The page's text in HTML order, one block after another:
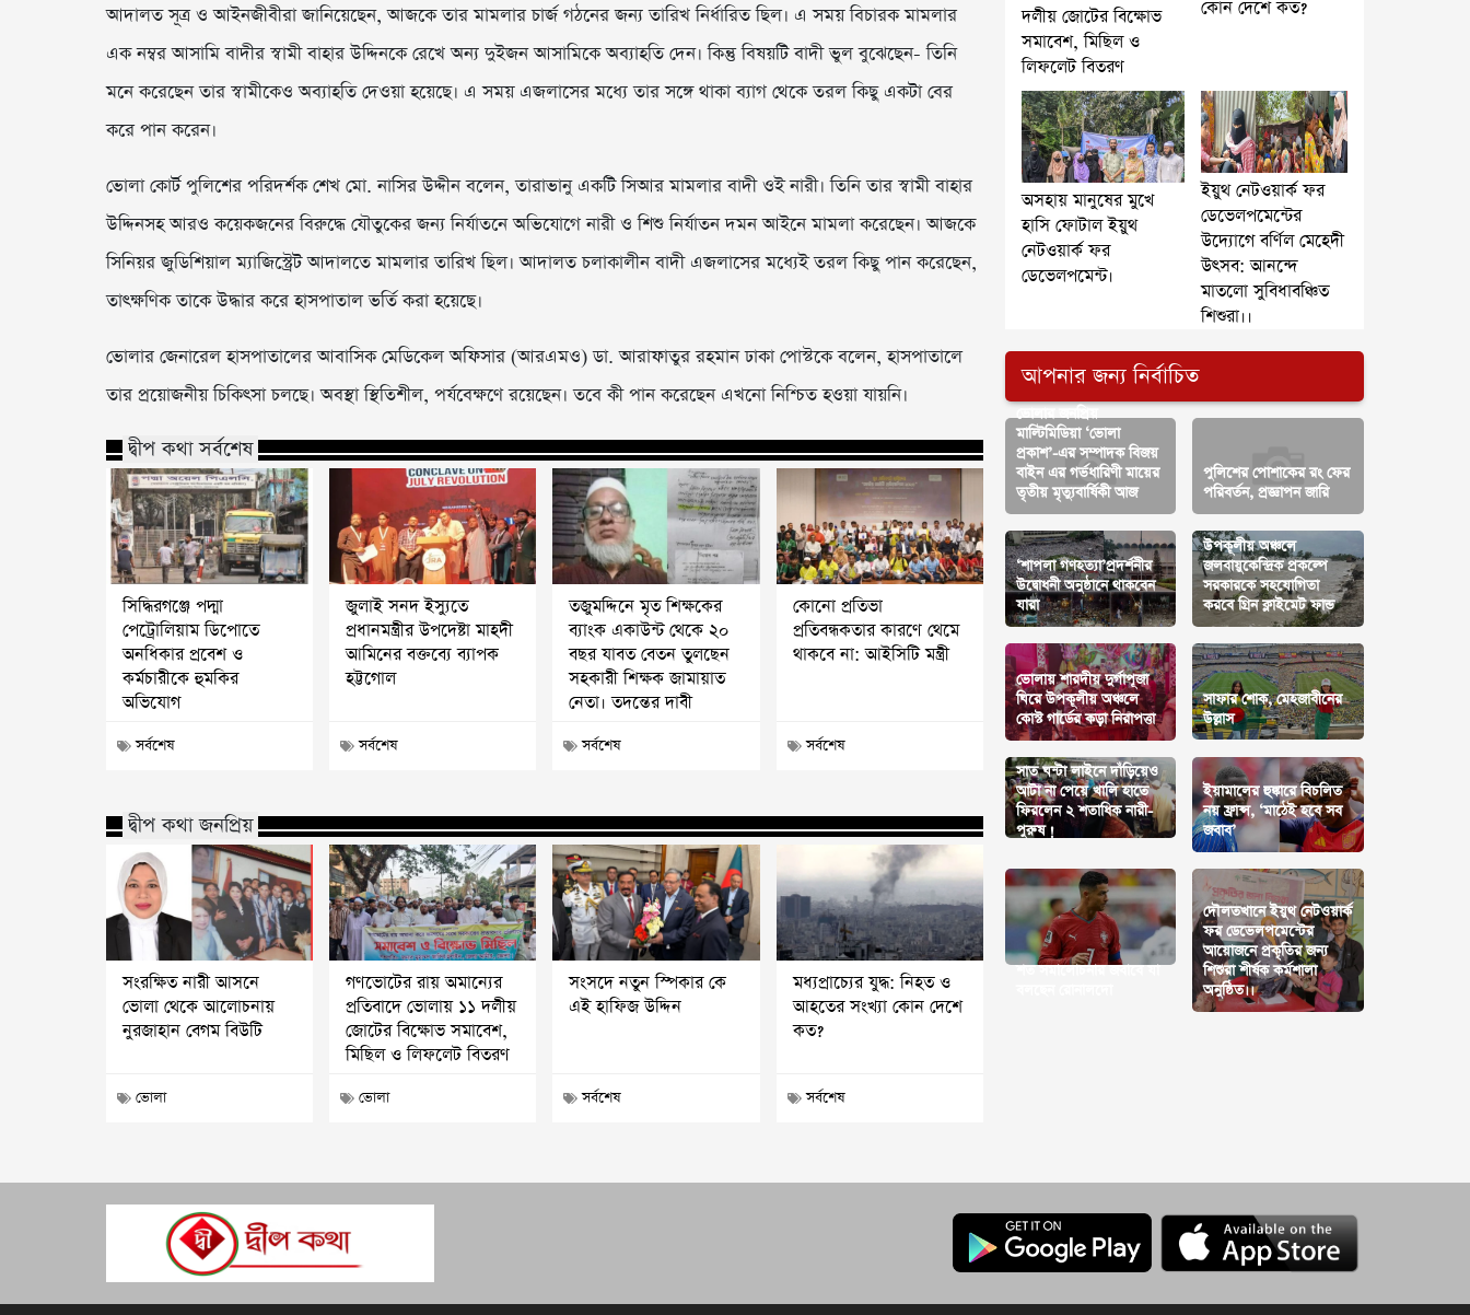
আদালত সূত্র ও আইনজীবীরা জানিয়েছেন, আজকে তার মামলার চার্জ গঠনের জন্য তারিখ নির্ধারিত ছিল। এ সময় বিচারক মামলার
এক নম্বর আসামি বাদীর স্বামী বাহার উদ্দিনকে রেখে অন্য দুইজন আসামিকে অব্যাহতি দেন। কিন্তু বিষয়টি বাদী ভুল বুঝেছেন- তিনি
মনে করেছেন তার স্বামীকেও অব্যাহতি দেওয়া হয়েছে। এ সময় এজলাসের মধ্যে তার সঙ্গে থাকা ব্যাগ থেকে তরল কিছু একটা বের
করে পান করেন।
ভোলা কোর্ট পুলিশের পরিদর্শক শেখ মো. নাসির উদ্দীন বলেন, তারাভানু একটি সিআর মামলার বাদী ওই নারী। তিনি তার স্বামী বাহার
উদ্দিনসহ আরও কয়েকজনের বিরুদ্ধে যৌতুকের জন্য নির্যাতনে অভিযোগে নারী ও শিশু নির্যাতন দমন আইনে মামলা করেছেন। আজকে
সিনিয়র জুডিশিয়াল ম্যাজিস্ট্রেট আদালতে মামলার তারিখ ছিল। আদালত চলাকালীন বাদী এজলাসের মধ্যেই তরল কিছু পান করেছেন,
তাৎক্ষণিক তাকে উদ্ধার করে হাসপাতাল ভর্তি করা হয়েছে।
ভোলার জেনারেল হাসপাতালের আবাসিক মেডিকেল অফিসার (আরএমও) ডা. আরাফাতুর রহমান ঢাকা পোস্টকে বলেন, হাসপাতালে
তার প্রয়োজনীয় চিকিৎসা চলছে। অবস্থা স্থিতিশীল, পর্যবেক্ষণে রয়েছেন। তবে কী পান করেছেন এখনো নিশ্চিত হওয়া যায়নি।
দ্বীপ কথা সর্বশেষ
সিদ্ধিরগঞ্জে পদ্মা
পেট্রোলিয়াম ডিপোতে
অনধিকার প্রবেশ ও
কর্মচারীকে হুমকির
অভিযোগ
সর্বশেষ
জুলাই সনদ ইস্যুতে
প্রধানমন্ত্রীর উপদেষ্টা মাহদী
আমিনের বক্তব্যে ব্যাপক
হট্টগোল
সর্বশেষ
তজুমদ্দিনে মৃত শিক্ষকের
ব্যাংক একাউন্ট থেকে ২০
বছর যাবত বেতন তুলছেন
সহকারী শিক্ষক জামায়াত
নেতা। তদন্তের দাবী
সর্বশেষ
কোনো প্রতিভা
প্রতিবন্ধকতার কারণে থেমে
থাকবে না: আইসিটি মন্ত্রী
সর্বশেষ
দ্বীপ কথা জনপ্রিয়
সংরক্ষিত নারী আসনে
ভোলা থেকে আলোচনায়
নুরজাহান বেগম বিউটি
ভোলা
গণভোটের রায় অমান্যের
প্রতিবাদে ভোলায় ১১ দলীয়
জোটের বিক্ষোভ সমাবেশ,
মিছিল ও লিফলেট বিতরণ
ভোলা
সংসদে নতুন স্পিকার কে
এই হাফিজ উদ্দিন
সর্বশেষ
মধ্যপ্রাচ্যের যুদ্ধ: নিহত ও
আহতের সংখ্যা কোন দেশে
কত?
সর্বশেষ
দলীয় জোটের বিক্ষোভ
সমাবেশ, মিছিল ও
লিফলেট বিতরণ
কোন দেশে কত?
অসহায় মানুষের মুখে
হাসি ফোটাল ইয়ুথ
নেটওয়ার্ক ফর
ডেভেলপমেন্ট।
ইয়ুথ নেটওয়ার্ক ফর
ডেভেলপমেন্টের
উদ্যোগে বর্ণিল মেহেদী
উৎসব: আনন্দে
মাতলো সুবিধাবঞ্চিত
শিশুরা।।
আপনার জন্য নির্বাচিত
ভোলার জনপ্রিয়
মাল্টিমিডিয়া ‘ভোলা
প্রকাশ’-এর সম্পাদক বিজয়
বাইন এর গর্ভধারিণী মায়ের
তৃতীয় মৃত্যুবার্ষিকী আজ
পুলিশের পোশাকের রং ফের
পরিবর্তন, প্রজ্ঞাপন জারি
‘শাপলা গণহত্যা’প্রদর্শনীর
উদ্বোধনী অনুষ্ঠানে থাকবেন
যারা
উপকূলীয় অঞ্চলে
জলবায়ুকেন্দ্রিক প্রকল্পে
সরকারকে সহযোগিতা
করবে গ্রিন ক্লাইমেট ফান্ড
ভোলায় শারদীয় দুর্গাপূজা
ঘিরে উপকূলীয় অঞ্চলে
কোস্ট গার্ডের কড়া নিরাপত্তা
সাফার শোক, মেহজাবীনের
উল্লাস
সাত ঘন্টা লাইনে দাঁড়িয়েও
আটা না পেয়ে খালি হাতে
ফিরলেন ২ শতাধিক নারী-
পুরুষ !
ইয়ামালের হুঙ্কারে বিচলিত
নয় ফ্রান্স, ‘মাঠেই হবে সব
জবাব’
শত সমালোচনার জবাবে যা
দৌলতখানে ইয়ুথ নেটওয়ার্ক
ফর ডেভেলপমেন্টের
আয়োজনে প্রকৃতির জন্য
শিশুরা শীর্ষক কর্মশালা
অনুষ্ঠিত।।